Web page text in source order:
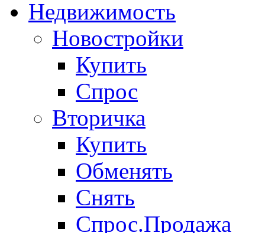
Недвижимость
Новостройки
Купить
Спрос
Вторичка
Купить
Обменять
Снять
Спрос.Продажа